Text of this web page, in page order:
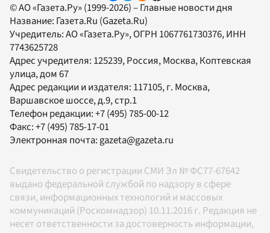
© АО «Газета.Ру» (1999-2026) – Главные новости дня
Название: Газета.Ru (Gazeta.Ru)
Учредитель:АО «Газета.Ру», ОГРН 1067761730376, ИНН
7743625728
Адрес учредителя: 125239, Россия, Москва, Коптевская
улица, дом 67
Адрес редакции и издателя: 117105, г. Москва,
Варшавское шоссе, д.9, стр.1
Телефон редакции:+7 (495) 785-00-12
Факс:+7 (495) 785-17-01
Электронная почта:gazeta@gazeta.ru
Свидетельство о регистрации СМИ Эл № ФС77-67642
выдано федеральной службой по надзору в сфере
связи, информационных технологий и массовых
коммуникаций (Роскомнадзор) 10.11.2016 г. Редакция не
несет ответственности за достоверность информации,